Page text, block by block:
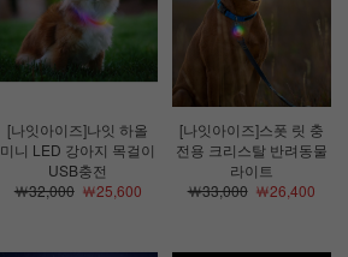
[나잇아이즈]나잇 하올
미니 LED 강아지 목걸이
USB충전
￦32,000￦25,600
[나잇아이즈]스폿 릿 충
전용 크리스탈 반려동물
라이트
￦33,000￦26,400